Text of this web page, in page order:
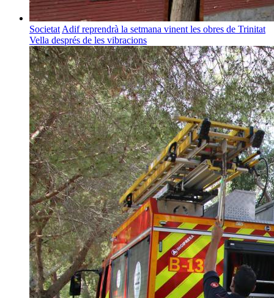
Societat Adif reprendrà la setmana vinent les obres de Trinitat
Vella després de les vibracions